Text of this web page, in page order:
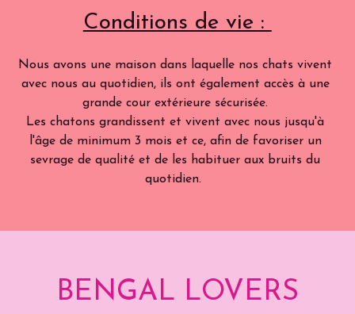
Conditions de vie :
Nous avons une maison dans laquelle nos chats vivent
avec nous au quotidien, ils ont également accès à une
grande cour extérieure sécurisée.
Les chatons grandissent et vivent avec nous jusqu'à
l'âge de minimum 3 mois et ce, afin de favoriser un
sevrage de qualité et de les habituer aux bruits du
quotidien.
BENGAL LOVERS